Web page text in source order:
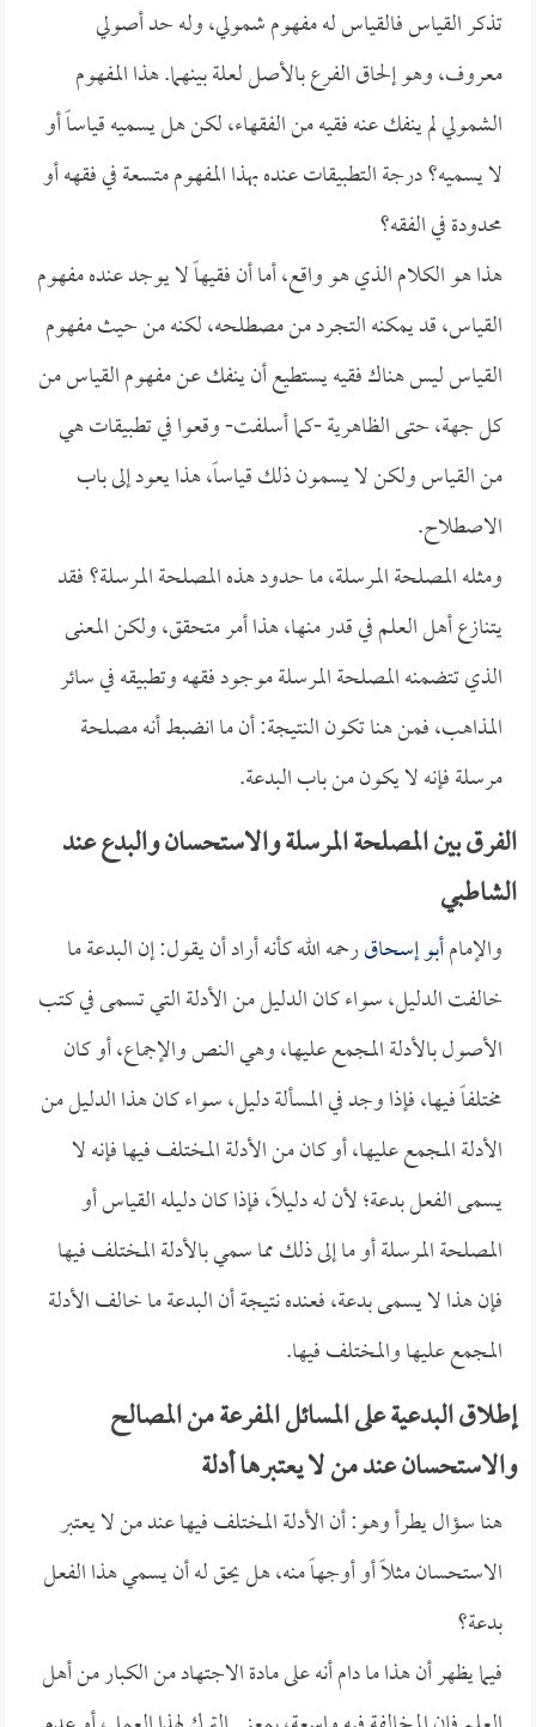
تذكر القياس فالقياس له مفهوم شمولي، وله حد أصولي
معروف، وهو إلحاق الفرع بالأصل لعلة بينهما. هذا المفهوم
الشمولي لم ينفك عنه فقيه من الفقهاء، لكن هل يسميه قياساً أو
لا يسميه؟ درجة التطبيقات عنده بهذا المفهوم متسعة في فقهه أو
محدودة في الفقه؟
هذا هو الكلام الذي هو واقع، أما أن فقيهاً لا يوجد عنده مفهوم
القياس، قد يمكنه التجرد من مصطلحه، لكنه من حيث مفهوم
القياس ليس هناك فقيه يستطيع أن ينفك عن مفهوم القياس من
كل جهة، حتى الظاهرية -كما أسلفت- وقعوا في تطبيقات هي
من القياس ولكن لا يسمون ذلك قياساً، هذا يعود إلى باب
الاصطلاح.
ومثله المصلحة المرسلة، ما حدود هذه المصلحة المرسلة؟ فقد
يتنازع أهل العلم في قدر منها، هذا أمر متحقق، ولكن المعنى
الذي تتضمنه المصلحة المرسلة موجود فقهه وتطبيقه في سائر
المذاهب، فمن هنا تكون النتيجة: أن ما انضبط أنه مصلحة
مرسلة فإنه لا يكون من باب البدعة.
الفرق بين المصلحة المرسلة والاستحسان والبدع عند
الشاطبي
والإمامأبو إسحاقرحمه الله كأنه أراد أن يقول: إن البدعة ما
خالفت الدليل، سواء كان الدليل من الأدلة التي تسمى في كتب
الأصول بالأدلة المجمع عليها، وهي النص والإجماع، أو كان
مختلفاً فيها، فإذا وجد في المسألة دليل، سواء كان هذا الدليل من
الأدلة المجمع عليها، أو كان من الأدلة المختلف فيها فإنه لا
يسمى الفعل بدعة؛ لأن له دليلاً، فإذا كان دليله القياس أو
المصلحة المرسلة أو ما إلى ذلك مما سمي بالأدلة المختلف فيها
فإن هذا لا يسمى بدعة، فعنده نتيجة أن البدعة ما خالف الأدلة
المجمع عليها والمختلف فيها.
إطلاق البدعية على المسائل المفرعة من المصالح
والاستحسان عند من لا يعتبرها أدلة
هنا سؤال يطرأ وهو: أن الأدلة المختلف فيها عند من لا يعتبر
الاستحسان مثلاً أو أوجهاً منه، هل يحق له أن يسمي هذا الفعل
بدعة؟
فيما يظهر أن هذا ما دام أنه على مادة الاجتهاد من الكبار من أهل